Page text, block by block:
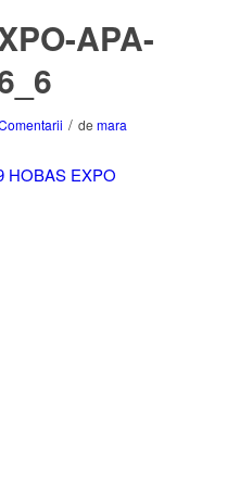
APA-
/ demara